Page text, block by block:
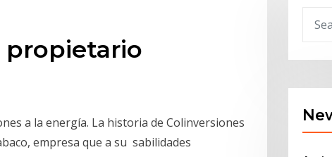
propietario
a la energía. La historia de Colinversiones
empresa que a su sabilidades